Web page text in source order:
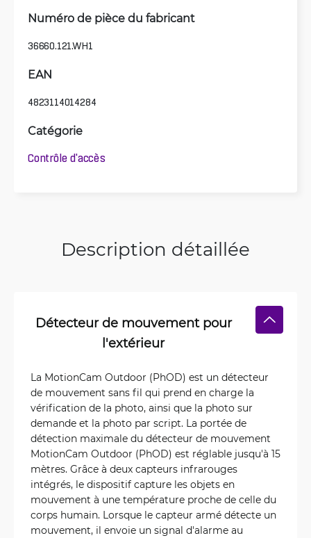
Numéro de pièce du fabricant
36660.121.WH1
EAN
4823114014284
Catégorie
Contrôle d'accès
Description détaillée
Détecteur de mouvement pour
l'extérieur
La MotionCam Outdoor (PhOD) est un détecteur
de mouvement sans fil qui prend en charge la
vérification de la photo, ainsi que la photo sur
demande et la photo par script. La portée de
détection maximale du détecteur de mouvement
MotionCam Outdoor (PhOD) est réglable jusqu'à 15
mètres. Grâce à deux capteurs infrarouges
intégrés, le dispositif capture les objets en
mouvement à une température proche de celle du
corps humain. Lorsque le capteur armé détecte un
mouvement, il envoie un signal d'alarme au